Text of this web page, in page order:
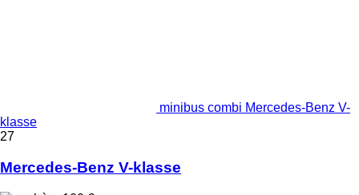
minibus combi Mercedes-Benz V-
klasse
27
Mercedes-Benz V-klasse